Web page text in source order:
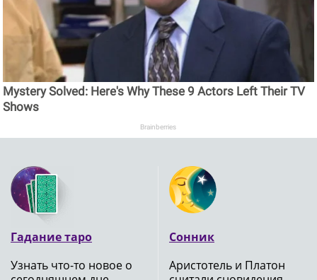
Mystery Solved: Here's Why These 9 Actors Left Their TV
Shows
Brainberries
Гадание таро
Узнать что-то новое о
Сонник
Аристотель и Платон